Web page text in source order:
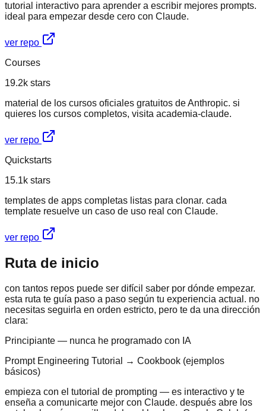
tutorial interactivo para aprender a escribir mejores prompts.
ideal para empezar desde cero con Claude.
ver repo
Courses
19.2k stars
material de los cursos oficiales gratuitos de Anthropic. si
quieres los cursos completos, visita academia-claude.
ver repo
Quickstarts
15.1k stars
templates de apps completas listas para clonar. cada
template resuelve un caso de uso real con Claude.
ver repo
Ruta de inicio
con tantos repos puede ser difícil saber por dónde empezar.
esta ruta te guía paso a paso según tu experiencia actual. no
necesitas seguirla en orden estricto, pero te da una dirección
clara:
Principiante — nunca he programado con IA
Prompt Engineering Tutorial → Cookbook (ejemplos
básicos)
empieza con el tutorial de prompting — es interactivo y te
enseña a comunicarte mejor con Claude. después abre los